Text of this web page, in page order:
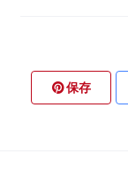
保存